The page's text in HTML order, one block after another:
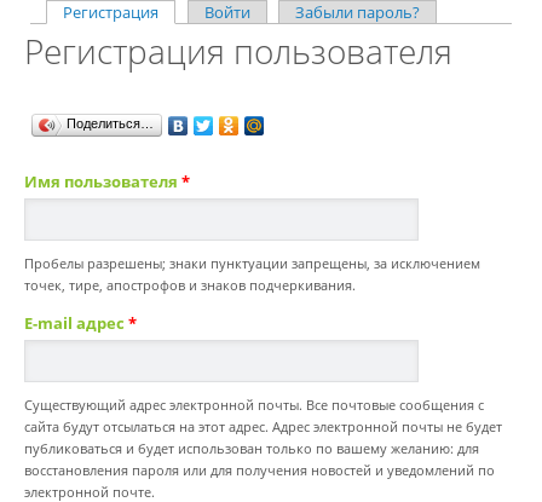
Главные вкладки
Регистрация (активная вкладка)
Войти Забыли пароль?
Регистрация пользователя
Поделиться…
Имя пользователя *
Пробелы разрешены; знаки пунктуации запрещены, за исключением
точек, тире, апострофов и знаков подчеркивания.
E-mail адрес *
Существующий адрес электронной почты. Все почтовые сообщения с
сайта будут отсылаться на этот адрес. Адрес электронной почты не будет
публиковаться и будет использован только по вашему желанию: для
восстановления пароля или для получения новостей и уведомлений по
электронной почте.